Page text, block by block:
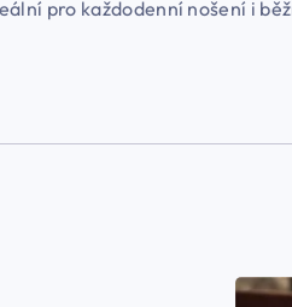
pro každodenní nošení i